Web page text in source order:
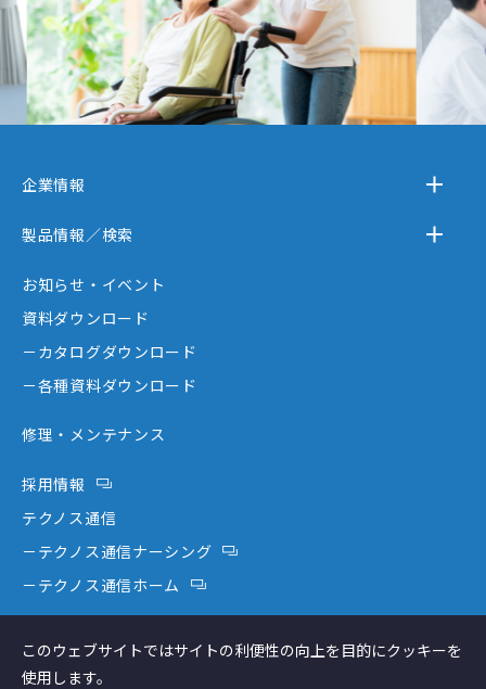
企業情報
－企業情報
－テクノスジャパンが選ばれる理由
－創業者大西秀憲ヒストリー
製品情報／検索
お知らせ・イベント
資料ダウンロード
－カタログダウンロード
－各種資料ダウンロード
修理・メンテナンス
採用情報
テクノス通信
－テクノス通信ナーシング
－テクノス通信ホーム
コラム
このウェブサイトではサイトの利便性の向上を目的にクッキーを
使用します。